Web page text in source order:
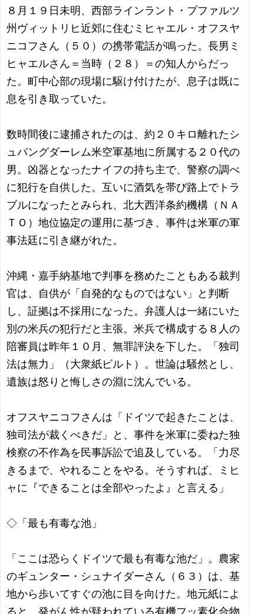
８月１９日未明、西部ラインラント・プファルツ
州ヴィットリヒ近郊に住むミヒャエル・オフスヤ
ニコフさん（５０）の携帯電話が鳴った。長男ミ
ヒャエルさん＝当時（２８）＝の知人からだっ
た。町中心部の現場に駆け付けたが、息子は既に
息を引き取っていた。
数時間後に逮捕されたのは、約２０キロ離れたシ
ュパングダーレム米空軍基地に所属する２０代の
男。凶器となったナイフの持ち主で、警察の調べ
に犯行を自供した。互いに酒気を帯び路上でトラ
ブルになったとみられ、北大西洋条約機構（ＮＡ
ＴＯ）地位協定の運用に基づき、事件は米軍の軍
事法廷に引き継がれた。
沖縄・嘉手納基地で判事を務めたこともある裁判
官は、自供が「自発的なものではない」と判断
し、証拠は不採用になった。弁護人は一緒にいた
別の米兵の犯行だと主張。米兵で構成する８人の
陪審員は昨年１０月、無罪評決を下した。「独司
法は無力」（大衆紙ビルト）。世論は騒然とし、
遺族は怒りと悔しさの淵に沈んでいる。
オフスヤニコフさんは「ドイツで起きたことは、
独司法が裁くべきだ」と、事件を米軍に委ねた独
検察の不作為を民事訴訟で追及している。「力尽
きるまで、やれることをやる。そうすれば、ミヒ
ャに『できることは全部やったよ』と言える」
◇「最も有毒な池」
「ここは恐らくドイツで最も有毒な池だ」。農家
のギュンター・シュナイダーさん（６３）は、基
地から歩いてすぐの池に目を向けた。地元紙によ